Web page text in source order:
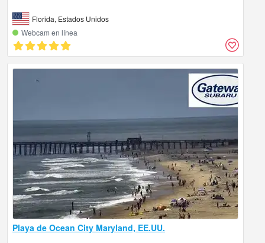
Florida, Estados Unidos
Webcam en línea
Playa de Ocean City Maryland, EE.UU.